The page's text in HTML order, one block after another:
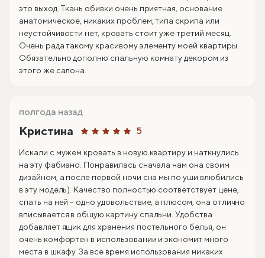
это выход. Ткань обивки очень приятная, основание
анатомическое, никаких проблем, типа скрипа или
неустойчивости нет, кровать стоит уже третий месяц.
Очень рада такому красивому элементу моей квартиры.
Обязательно дополню спальную комнату декором из
этого же салона.
Кристина 5
полгода назад
Искали с мужем кровать в новую квартиру и наткнулись
на эту фабиано. Понравилась сначала нам она своим
дизайном, а после первой ночи сна мы по уши влюбились
в эту модель). Качество полностью соответствует цене,
спать на ней – одно удовольствие, а плюсом, она отлично
вписывается в общую картину спальни. Удобства
добавляет ящик для хранения постельного белья, он
очень комфортен в использовании и экономит много
места в шкафу. За все время использования никаких